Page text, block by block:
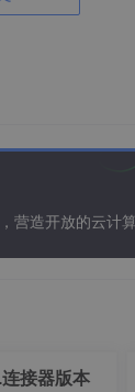
营造开放的云计算
接器版本